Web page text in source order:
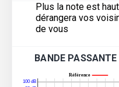
Plus la note est
dérangera vos
de vous
BANDE